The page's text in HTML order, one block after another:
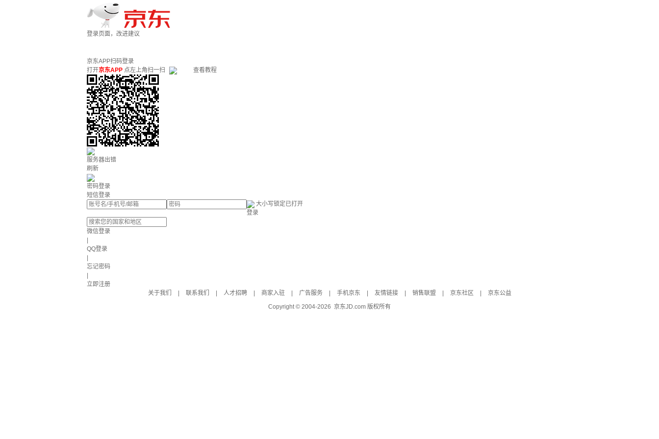
登录页面，改进建议
京东APP扫码登录
打开京东APP 点左上角扫一扫 查看教程
服务器出错
刷新
密码登录
短信登录
大小写锁定已打开
登录
微信登录
QQ登录
忘记密码
立即注册
关于我们
联系我们 人才招聘 商家入驻 广告服务 手机京东 友情链接 销售联盟 京东社区
京东公益
Copyright © 2004-2026 京东JD.com 版权所有